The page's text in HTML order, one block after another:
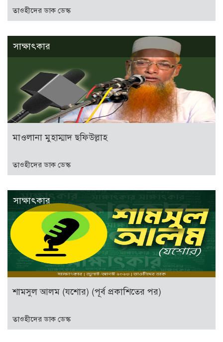
তাওহীদের ডাক ডেস্ক
সাক্ষাৎকার
মাওলানা মুহাম্মাদ ছফিউল্লাহ
তাওহীদের ডাক ডেস্ক
সাক্ষাৎকার
শামসুল আলম (যশোর) (পূর্ব প্রকাশিতের পর)
তাওহীদের ডাক ডেস্ক